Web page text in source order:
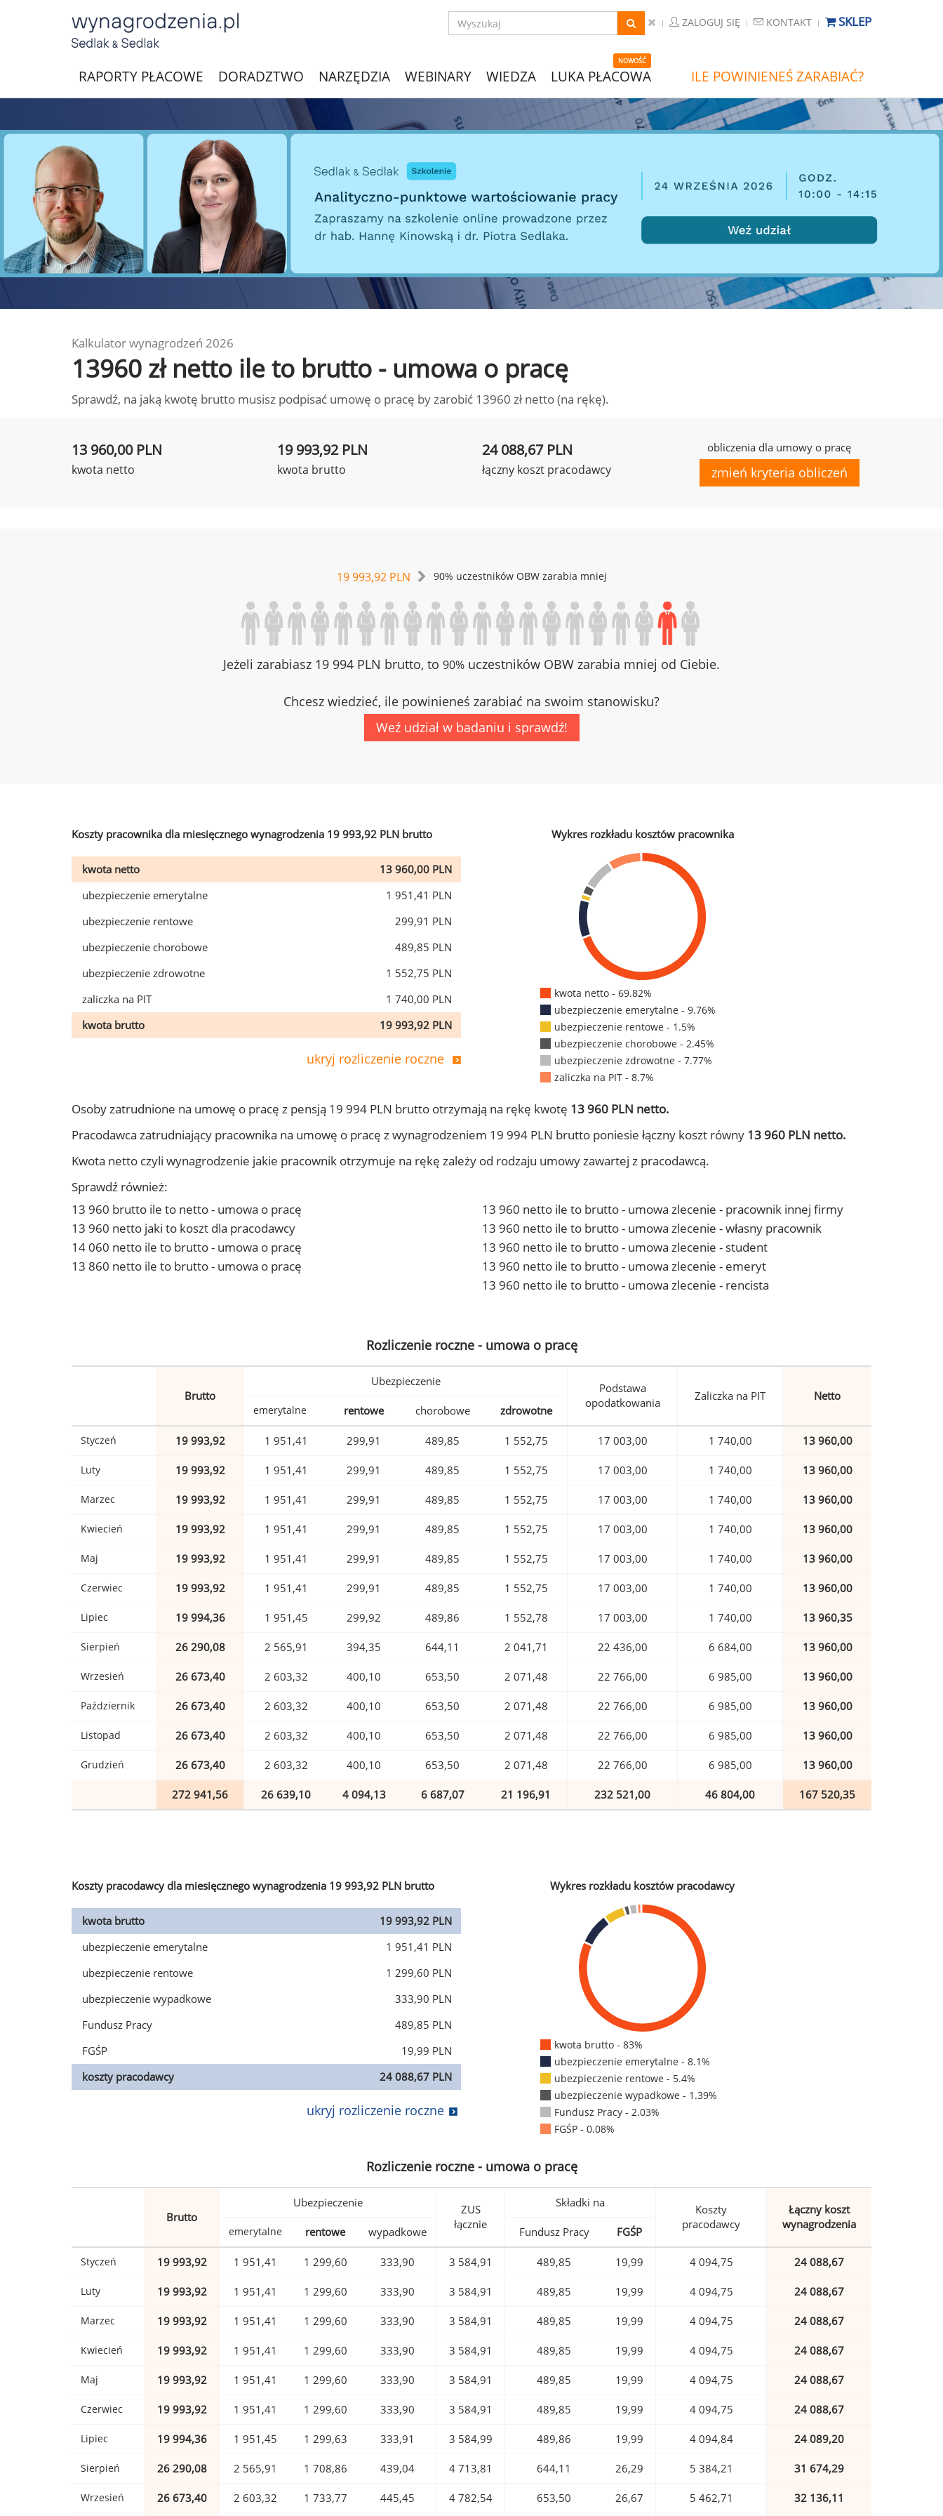
ZALOGUJ SIĘ KONTAKT SKLEP
RAPORTY PŁACOWE DORADZTWO NARZĘDZIA WEBINARY WIEDZA
NOWOŚĆ
LUKA PŁACOWA ILE POWINIENEŚ ZARABIAĆ?
Kalkulator wynagrodzeń 2026
13960 zł netto ile to brutto - umowa o pracę
Sprawdź, na jaką kwotę brutto musisz podpisać umowę o pracę by zarobić 13960 zł netto (na rękę).
13 960,00 PLN
kwota netto
19 993,92 PLN
kwota brutto
24 088,67 PLN
łączny koszt pracodawcy
obliczenia dla umowy o pracę
zmień kryteria obliczeń
19 993,92 PLN 90% uczestników OBW zarabia mniej
Jeżeli zarabiasz 19 994 PLN brutto, to 90% uczestników OBW zarabia mniej od Ciebie.
Chcesz wiedzieć, ile powinieneś zarabiać na swoim stanowisku?
Weź udział w badaniu i sprawdź!
Koszty pracownika dla miesięcznego wynagrodzenia 19 993,92 PLN brutto
kwota netto
13 960,00 PLN
ubezpieczenie emerytalne
1 951,41 PLN
ubezpieczenie rentowe
299,91 PLN
ubezpieczenie chorobowe
489,85 PLN
ubezpieczenie zdrowotne
1 552,75 PLN
zaliczka na PIT
1 740,00 PLN
kwota brutto
19 993,92 PLN
ukryj rozliczenie roczne
Wykres rozkładu kosztów pracownika
kwota netto - 69.82%
ubezpieczenie emerytalne - 9.76%
ubezpieczenie rentowe - 1.5%
ubezpieczenie chorobowe - 2.45%
ubezpieczenie zdrowotne - 7.77%
zaliczka na PIT - 8.7%
Osoby zatrudnione na umowę o pracę z pensją 19 994 PLN brutto otrzymają na rękę kwotę 13 960 PLN netto.
Pracodawca zatrudniający pracownika na umowę o pracę z wynagrodzeniem 19 994 PLN brutto poniesie łączny koszt równy 13 960 PLN netto.
Kwota netto czyli wynagrodzenie jakie pracownik otrzymuje na rękę zależy od rodzaju umowy zawartej z pracodawcą.
Sprawdź również:
13 960 brutto ile to netto - umowa o pracę
13 960 netto jaki to koszt dla pracodawcy
14 060 netto ile to brutto - umowa o pracę
13 860 netto ile to brutto - umowa o pracę
13 960 netto ile to brutto - umowa zlecenie - pracownik innej firmy
13 960 netto ile to brutto - umowa zlecenie - własny pracownik
13 960 netto ile to brutto - umowa zlecenie - student
13 960 netto ile to brutto - umowa zlecenie - emeryt
13 960 netto ile to brutto - umowa zlecenie - rencista
Rozliczenie roczne - umowa o pracę
Brutto
Ubezpieczenie
Podstawa
opodatkowania
Zaliczka na PIT Netto
emerytalne rentowe chorobowe zdrowotne
Styczeń 19 993,92 1 951,41 299,91 489,85 1 552,75 17 003,00 1 740,00 13 960,00
Luty 19 993,92 1 951,41 299,91 489,85 1 552,75 17 003,00 1 740,00 13 960,00
Marzec 19 993,92 1 951,41 299,91 489,85 1 552,75 17 003,00 1 740,00 13 960,00
Kwiecień 19 993,92 1 951,41 299,91 489,85 1 552,75 17 003,00 1 740,00 13 960,00
Maj 19 993,92 1 951,41 299,91 489,85 1 552,75 17 003,00 1 740,00 13 960,00
Czerwiec 19 993,92 1 951,41 299,91 489,85 1 552,75 17 003,00 1 740,00 13 960,00
Lipiec 19 994,36 1 951,45 299,92 489,86 1 552,78 17 003,00 1 740,00 13 960,35
Sierpień 26 290,08 2 565,91 394,35 644,11 2 041,71 22 436,00 6 684,00 13 960,00
Wrzesień 26 673,40 2 603,32 400,10 653,50 2 071,48 22 766,00 6 985,00 13 960,00
Październik 26 673,40 2 603,32 400,10 653,50 2 071,48 22 766,00 6 985,00 13 960,00
Listopad 26 673,40 2 603,32 400,10 653,50 2 071,48 22 766,00 6 985,00 13 960,00
Grudzień 26 673,40 2 603,32 400,10 653,50 2 071,48 22 766,00 6 985,00 13 960,00
272 941,56 26 639,10 4 094,13 6 687,07 21 196,91 232 521,00 46 804,00 167 520,35
Koszty pracodawcy dla miesięcznego wynagrodzenia 19 993,92 PLN brutto
kwota brutto
19 993,92 PLN
ubezpieczenie emerytalne
1 951,41 PLN
ubezpieczenie rentowe
1 299,60 PLN
ubezpieczenie wypadkowe
333,90 PLN
Fundusz Pracy
489,85 PLN
FGŚP
19,99 PLN
koszty pracodawcy
24 088,67 PLN
ukryj rozliczenie roczne
Wykres rozkładu kosztów pracodawcy
kwota brutto - 83%
ubezpieczenie emerytalne - 8.1%
ubezpieczenie rentowe - 5.4%
ubezpieczenie wypadkowe - 1.39%
Fundusz Pracy - 2.03%
FGŚP - 0.08%
Rozliczenie roczne - umowa o pracę
Brutto
Ubezpieczenie
ZUS
łącznie
Składki na
Koszty
pracodawcy
Łączny koszt
wynagrodzenia
emerytalne rentowe wypadkowe Fundusz Pracy FGŚP
Styczeń 19 993,92 1 951,41 1 299,60 333,90 3 584,91 489,85 19,99 4 094,75 24 088,67
Luty 19 993,92 1 951,41 1 299,60 333,90 3 584,91 489,85 19,99 4 094,75 24 088,67
Marzec 19 993,92 1 951,41 1 299,60 333,90 3 584,91 489,85 19,99 4 094,75 24 088,67
Kwiecień 19 993,92 1 951,41 1 299,60 333,90 3 584,91 489,85 19,99 4 094,75 24 088,67
Maj 19 993,92 1 951,41 1 299,60 333,90 3 584,91 489,85 19,99 4 094,75 24 088,67
Czerwiec 19 993,92 1 951,41 1 299,60 333,90 3 584,91 489,85 19,99 4 094,75 24 088,67
Lipiec 19 994,36 1 951,45 1 299,63 333,91 3 584,99 489,86 19,99 4 094,84 24 089,20
Sierpień 26 290,08 2 565,91 1 708,86 439,04 4 713,81 644,11 26,29 5 384,21 31 674,29
Wrzesień 26 673,40 2 603,32 1 733,77 445,45 4 782,54 653,50 26,67 5 462,71 32 136,11